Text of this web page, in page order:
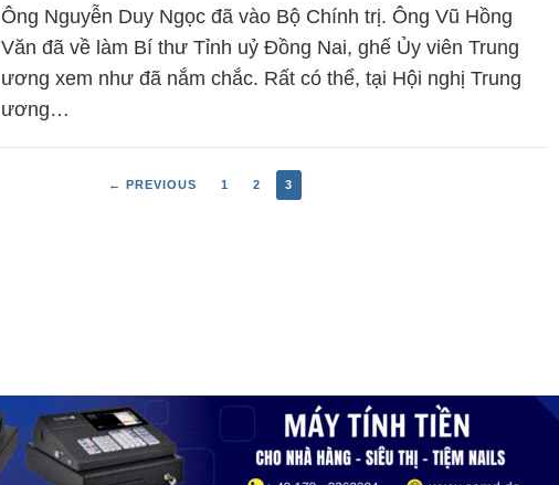
Ông Nguyễn Duy Ngọc đã vào Bộ Chính trị. Ông Vũ Hồng
Văn đã về làm Bí thư Tỉnh uỷ Đồng Nai, ghế Ủy viên Trung
ương xem như đã nắm chắc. Rất có thể, tại Hội nghị Trung
ương…
← PREVIOUS 1 2 3